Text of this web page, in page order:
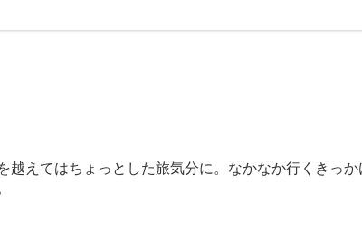
えてはちょっとした旅気分に。なかなか行くきっ